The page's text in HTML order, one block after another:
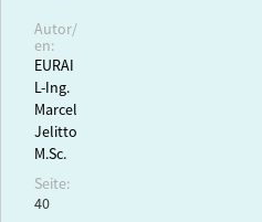
Autor/
en:
EURAI
L-Ing.
Marcel
Jelitto
M.Sc.
Seite:
40